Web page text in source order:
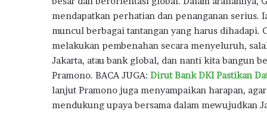
o
k
p
p
m
mendapatkan perhatian dan penanganan serius.
muncul berbagai tantangan yang harus
melakukan pembenahan secara menyeluruh,
Jakarta, atau bank global, dan nanti kita bangun
Pramono. BACA JUGA: Dirut Bank DKI Pastikan
lanjut Pramono juga menyampaikan harapan,
mendukung upaya bersama dalam mewujudkan